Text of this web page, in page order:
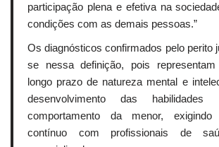
participação plena e efetiva na
condições com as demais pessoas.”
Os diagnósticos confirmados pelo perito
se nessa definição, pois
longo prazo de natureza mental e
desenvolvimento das
comportamento da menor, exigindo
contínuo com profissionais de